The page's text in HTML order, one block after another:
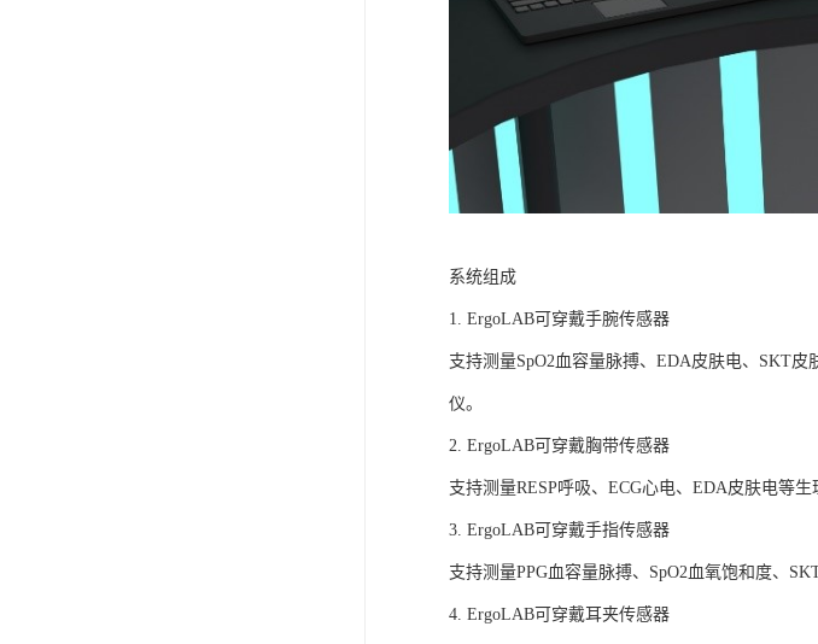
系统组成
1. ErgoLAB可穿戴手腕传感器
支持测量SpO2血容量脉搏、EDA皮肤电、SKT
仪。
2. ErgoLAB可穿戴胸带传感器
支持测量RESP呼吸、ECG心电、EDA皮肤电等
3. ErgoLAB可穿戴手指传感器
支持测量PPG血容量脉搏、SpO2血氧饱和度、
4. ErgoLAB可穿戴耳夹传感器